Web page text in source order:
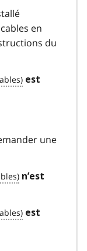
en
du
est
une
n’est
est